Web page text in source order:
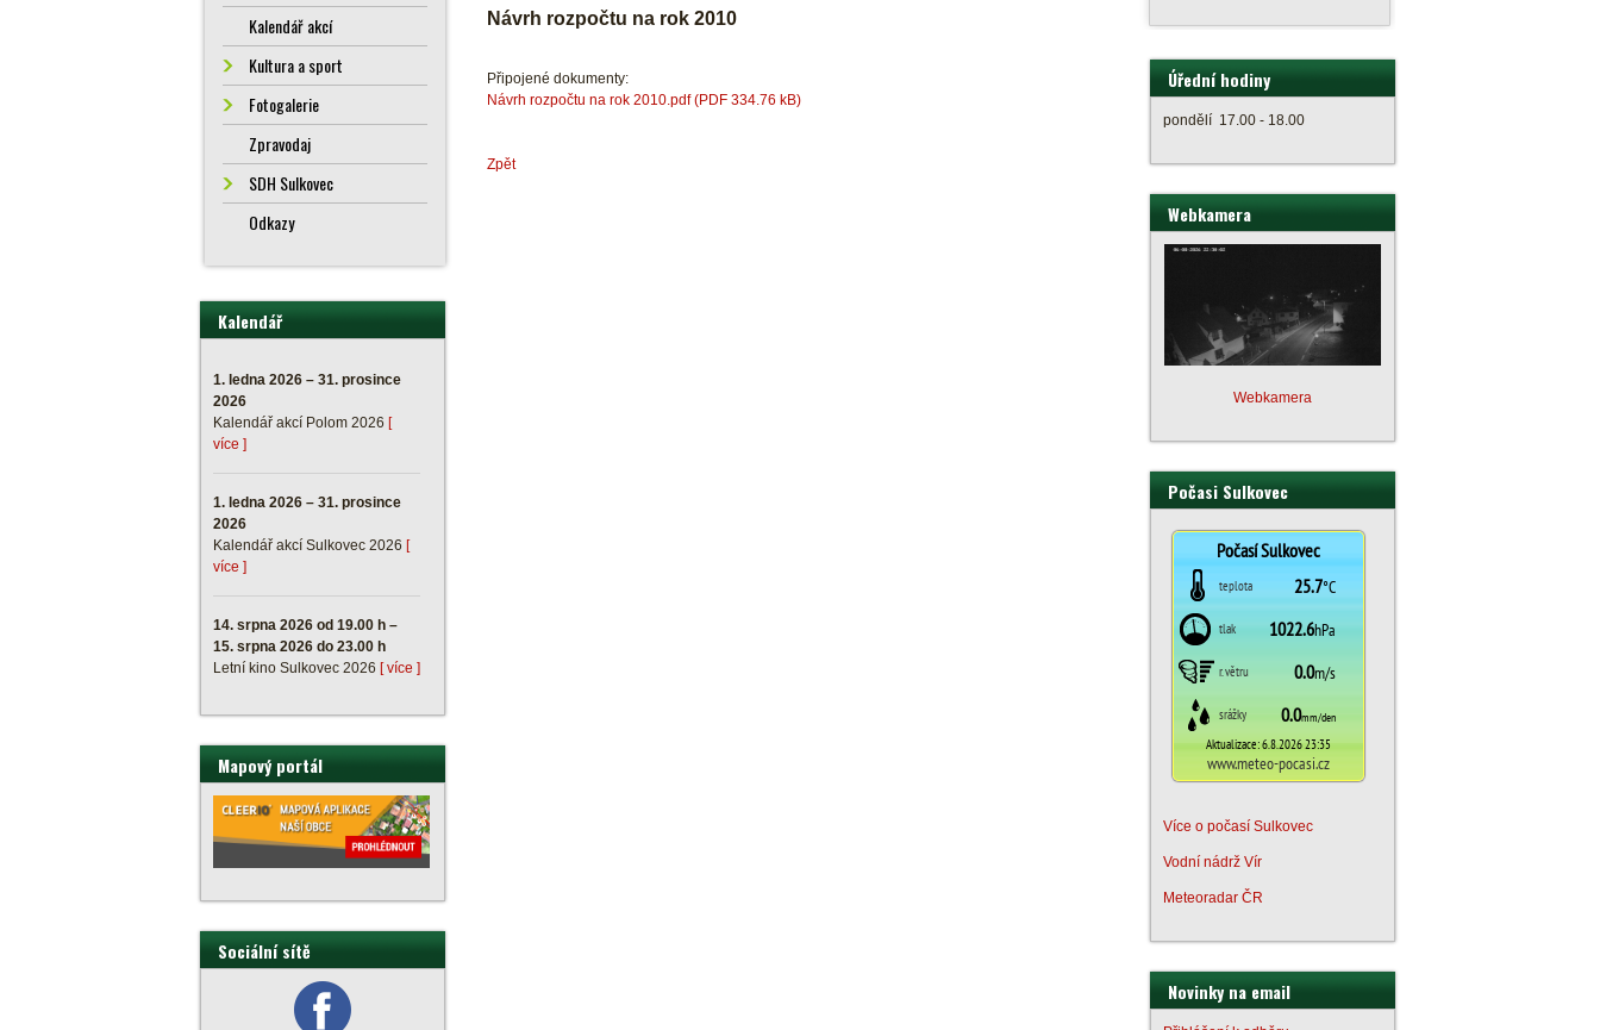
Návrh rozpočtu na rok 2010
Připojené dokumenty:
Návrh rozpočtu na rok 2010.pdf (PDF 334.76 kB)
Zpět
Kalendář akcí
Kultura a sport
Fotogalerie
Zpravodaj
SDH Sulkovec
Odkazy
Kalendář
1. ledna 2026 – 31. prosince
2026
Kalendář akcí Polom 2026 [
více ]
1. ledna 2026 – 31. prosince
2026
Kalendář akcí Sulkovec 2026 [
více ]
14. srpna 2026 od 19.00 h –
15. srpna 2026 do 23.00 h
Letní kino Sulkovec 2026 [ více ]
Mapový portál
Sociální sítě
Úřední hodiny
pondělí 17.00 - 18.00
Webkamera
Webkamera
Počasi Sulkovec
Více o počasí Sulkovec
Vodní nádrž Vír
Meteoradar ČR
Novinky na email